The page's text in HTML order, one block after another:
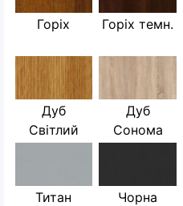
Горіх Горіх темн.
Дуб
Світлий
Дуб
Сонома
Титан
Чорна